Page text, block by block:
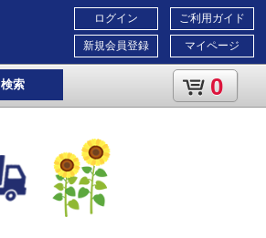
ご利用ガイド
マイページ
ログイン
新規会員登録
検索 0